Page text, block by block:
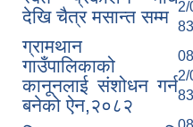
देखि चैत्र मसान्त सम्म
2/
83
ग्रामथान
गाउँपालिकाको
कानूनलाई संशोधन गर्न
बनेको ऐन,२०८२
08
2/
83